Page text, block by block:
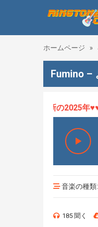
ホームページ »
Fumino –
、最新の2025年♥♥♥
音楽の種類:
185 聞く